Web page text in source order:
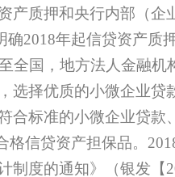
产质押和央行内部（企
确2018年起信贷资产质
全国，地方法人金融机
选择优质的小微企业贷
合标准的小微企业贷款
格信贷资产担保品。
制度的通知》（银发【